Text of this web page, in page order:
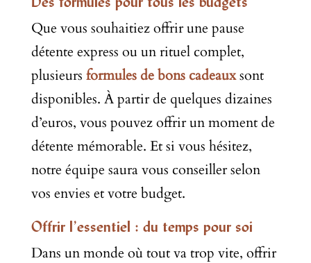
Que vous souhaitiez offrir une pause
détente express ou un rituel complet,
plusieurs formules de bons cadeauxsont
disponibles. À partir de quelques dizaines
d’euros, vous pouvez offrir un moment de
détente mémorable. Et si vous hésitez,
notre équipe saura vous conseiller selon
vos envies et votre budget.
Offrir l’essentiel : du temps pour soi
Dans un monde où tout va trop vite, offrir